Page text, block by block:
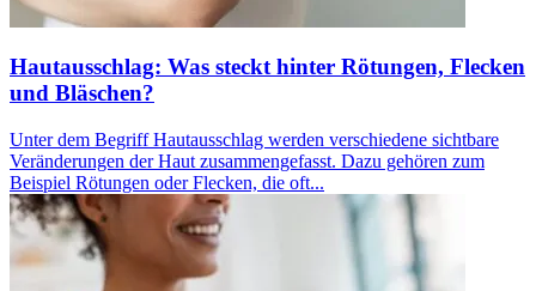
Hautausschlag: Was steckt hinter Rötungen, Flecken
und Bläschen?
Unter dem Begriff Hautausschlag werden verschiedene sichtbare
Veränderungen der Haut zusammengefasst. Dazu gehören zum
Beispiel Rötungen oder Flecken, die oft...